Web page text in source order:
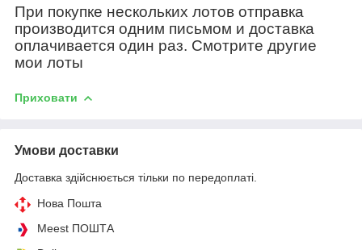
При покупке нескольких лотов отправка
производится одним письмом и доставка
оплачивается один раз. Смотрите другие
мои лоты
Приховати
Умови доставки
Доставка здійснюється тільки по передоплаті.
Нова Пошта
Meest ПОШТА